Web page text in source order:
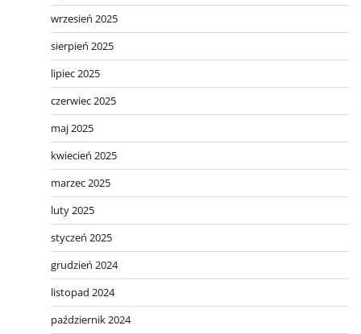
wrzesień 2025
sierpień 2025
lipiec 2025
czerwiec 2025
maj 2025
kwiecień 2025
marzec 2025
luty 2025
styczeń 2025
grudzień 2024
listopad 2024
październik 2024